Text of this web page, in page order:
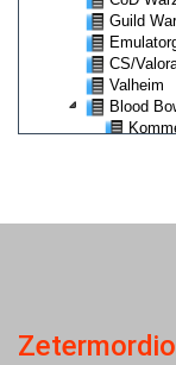
Zetermordio